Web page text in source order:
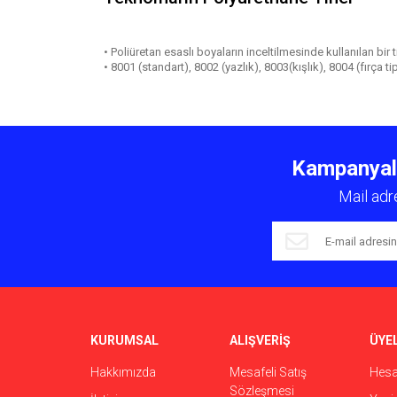
• Poliüretan esaslı boyaların inceltilmesinde kullanılan bir
• 8001 (standart), 8002 (yazlık), 8003(kışlık), 8004 (fırça
Ürün resmi kalitesiz, bozuk veya görüntülenemiyor.
Mail
KURUMSAL
Hakkımızda
ALIŞVERİŞ
Mesafeli Satış
Sözleşmesi